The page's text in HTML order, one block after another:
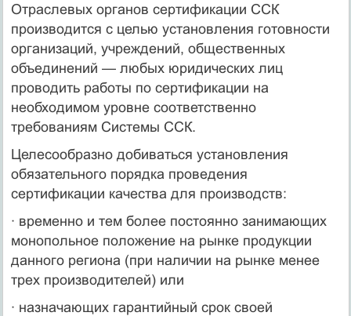
Отраслевых органов сертификации ССК
производится с целью установления готовности
организаций, учреждений, общественных
объединений — любых юридических лиц
проводить работы по сертификации на
необходимом уровне соответственно
требованиям Системы ССК.
Целесообразно добиваться установления
обязательного порядка проведения
сертификации качества для производств:
· временно и тем более постоянно занимающих
монопольное положение на рынке продукции
данного региона (при наличии на рынке менее
трех производителей) или
· назначающих гарантийный срок своей